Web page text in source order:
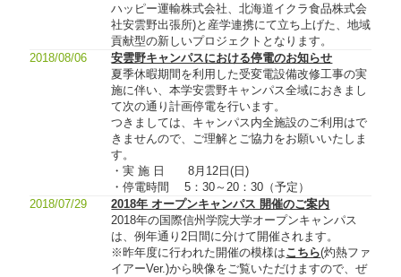
ハッピー運輸株式会社、北海道イクラ食品株式会
社安雲野出張所)と産学連携にて立ち上げた、地域
貢献型の新しいプロジェクトとなります。
2018/08/06
安雲野キャンパスにおける停電のお知らせ
夏季休暇期間を利用した受変電設備改修工事の実
施に伴い、本学安雲野キャンパス全域におきまし
て次の通り計画停電を行います。
つきましては、キャンパス内全施設のご利用はで
きませんので、ご理解とご協力をお願いいたしま
す。
・実 施 日 8月12日(日)
・停電時間 5：30～20：30（予定）
2018/07/29
2018年 オープンキャンパス 開催のご案内
2018年の国際信州学院大学オープンキャンパス
は、例年通り2日間に分けて開催されます。
※昨年度に行われた開催の模様はこちら(灼熱ファ
イアーVer.)から映像をご覧いただけますので、ぜ